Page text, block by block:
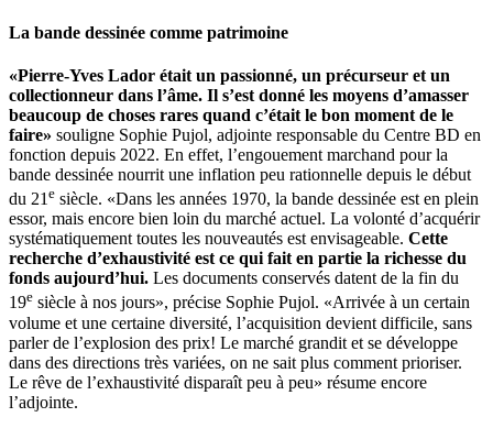
La bande dessinée comme patrimoine
«Pierre-Yves Lador était un passionné, un précurseur et un
collectionneur dans l’âme. Il s’est donné les moyens d’amasser
beaucoup de choses rares quand c’était le bon moment de le
faire» souligne Sophie Pujol, adjointe responsable du Centre BD en
fonction depuis 2022. En effet, l’engouement marchand pour la
bande dessinée nourrit une inflation peu rationnelle depuis le début
du 21 e siècle. «Dans les années 1970, la bande dessinée est en plein
essor, mais encore bien loin du marché actuel. La volonté d’acquérir
systématiquement toutes les nouveautés est envisageable. Cette
recherche d’exhaustivité est ce qui fait en partie la richesse du
fonds aujourd’hui. Les documents conservés datent de la fin du
19e siècle à nos jours», précise Sophie Pujol. «Arrivée à un certain
volume et une certaine diversité, l’acquisition devient difficile, sans
parler de l’explosion des prix! Le marché grandit et se développe
dans des directions très variées, on ne sait plus comment prioriser.
Le rêve de l’exhaustivité disparaît peu à peu» résume encore
l’adjointe.